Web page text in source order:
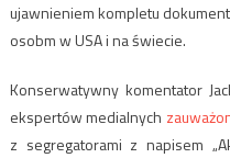
ujawnieniem kompletu
osobm w USA i na świecie.
Konserwatywny komentator
ekspertów medialnych
z segregatorami z napisem